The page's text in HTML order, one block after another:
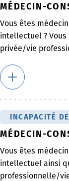
MÉDECIN-
Vous êtes
intellectuel ? Vous
privée/vie
INCAPACITÉ
MÉDECIN-
Vous êtes
intellectuel ainsi
professionnelle/